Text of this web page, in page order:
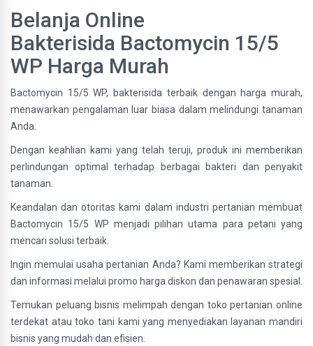
Belanja Online
Bakterisida Bactomycin 15/5
WP Harga Murah
Bactomycin 15/5 WP, bakterisida terbaik dengan harga murah,
menawarkan pengalaman luar biasa dalam melindungi tanaman
Anda.
Dengan keahlian kami yang telah teruji, produk ini memberikan
perlindungan optimal terhadap berbagai bakteri dan penyakit
tanaman.
Keandalan dan otoritas kami dalam industri pertanian membuat
Bactomycin 15/5 WP menjadi pilihan utama para petani yang
mencari solusi terbaik.
Ingin memulai usaha pertanian Anda? Kami memberikan strategi
dan informasi melalui promo harga diskon dan penawaran spesial.
Temukan peluang bisnis melimpah dengan toko pertanian online
terdekat atau toko tani kami yang menyediakan layanan mandiri
bisnis yang mudah dan efisien.